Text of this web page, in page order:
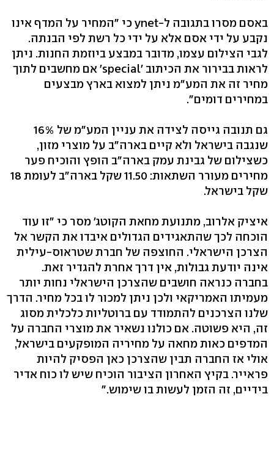
באסם מסרו בתגובה ל-ynet כי "המחיר על המדף אינו
נקבע על ידי אסם אלא על ידי כל רשת לפי הבנתה.
לגבי הצילום עצמו, מדובר במבצע ביוזמת החנות. ניתן
לראות בבירור את הכיתוב 'special' אם מחשבים לתוך
מחיר זה את המע"מ ניתן למצוא בארץ מבצעים
במחירים דומים".
גם תנובה גייסה לצידה את עניין המע"מ של 16%
שנגבה בישראל ולא קיים בארה"ב על מוצרי מזון,
כשצילום של גבינת עמק בארה"ב הופץ והוכיח פער
מחירים מעורר השתאות: 11.50 שקל בארה"ב לעומת 18
שקל בישראל.
איציק אלרוב, מתנועת מחאת הקוטג' מסר כי "זו עוד
הוכחה לכך שהתאגידים הגדולים איבדו את הקשר אל
הצרכן הישראלי. החוצפה של חברת שטראוס-עילית
אינה יודעת גבולות, אין דרך אחרת להגדיר זאת.
בחברה כנראה חושבים שהצרכן הישראלי נחות יותר
מעמיתו האמריקאי ולכן ניתן למכור לו בכל מחיר. הדרך
שלנו הצרכנים להתמודד עם ברוטליות כלכלית מסוג
זה, היא פשוטה. אם כולנו נשאיר את מוצרי החברה על
המדפים כאות מחאה על מחיריה המופקעים בישראל,
אולי אז החברה תבין שהצרכן כאן הפסיק להיות
פראייר. בקיץ האחרון הציבור הוכיח שיש לו כוח אדיר
בידיים, זה הזמן לעשות בו שימוש."